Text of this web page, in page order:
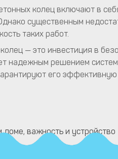
колец включают в
существенным
таких работ.
— это инвестиция в
надежным решением
его
важность и устройство